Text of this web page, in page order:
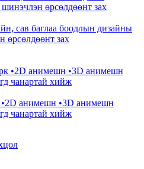
сав баглаа боодлын дизайны
өрсөлдөөнт зах
анимешн •3D анимешн
чанартай хийж